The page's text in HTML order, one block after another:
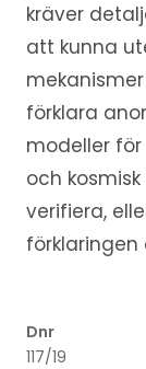
kräver
att kunna
förklara
modeller
och
verifiera,
Dnr
117/19